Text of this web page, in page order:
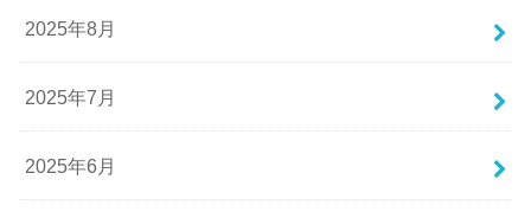
2025年8月
2025年7月
2025年6月